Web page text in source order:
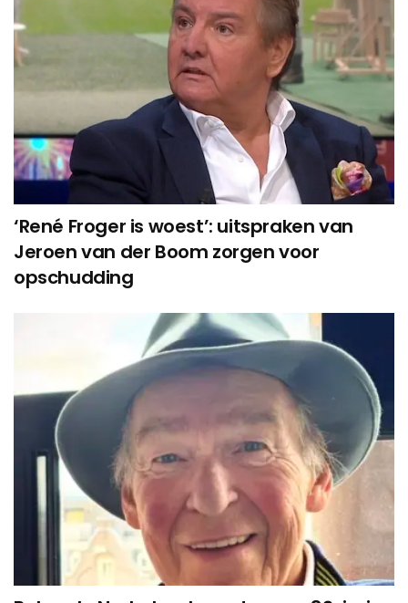
‘René Froger is woest’: uitspraken van
Jeroen van der Boom zorgen voor
opschudding